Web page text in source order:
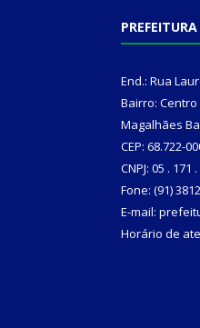
End.: Rua
Bairro: Centro
Magalhães
CEP: 68.722-
CNPJ: 05 . 171
Fone: (91)
E-mail:
Horário de